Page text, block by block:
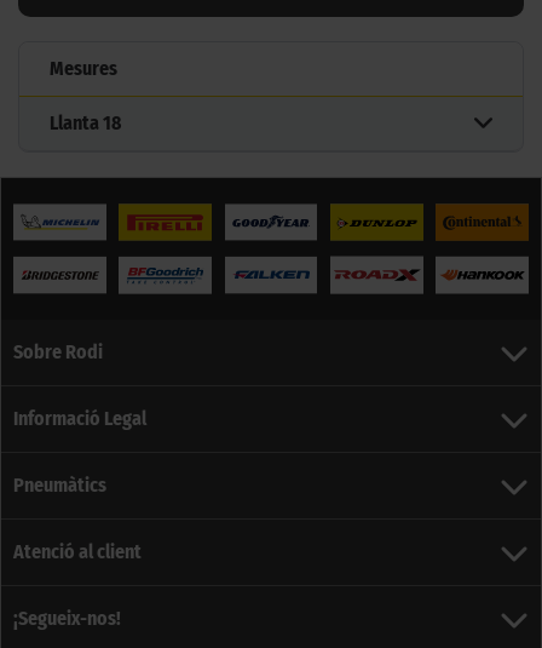
Mesures
Llanta 18
Sobre Rodi
Informació Legal
Pneumàtics
Atenció al client
¡Segueix-nos!